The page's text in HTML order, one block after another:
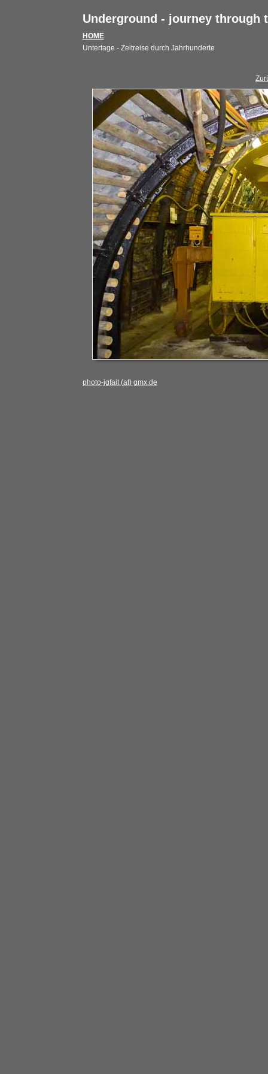
Underground - journey through
HOME
Untertage - Zeitreise durch Jahrhunderte
photo-jgfait (at) gmx.de